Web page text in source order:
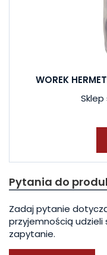
WOREK
Pytania do
Zadaj pytanie
przyjemnością udzieli
zapytanie.